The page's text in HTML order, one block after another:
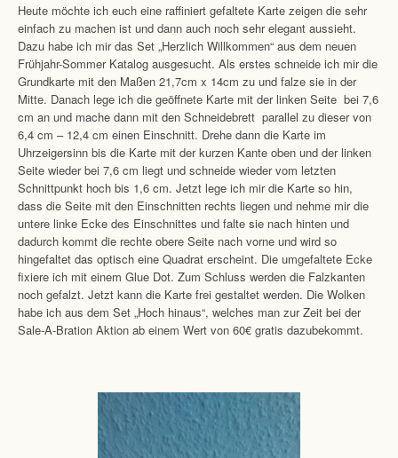
Heute möchte ich euch eine raffiniert gefaltete Karte zeigen die sehr
einfach zu machen ist und dann auch noch sehr elegant aussieht.
Dazu habe ich mir das Set „Herzlich Willkommen“ aus dem neuen
Frühjahr-Sommer Katalog ausgesucht. Als erstes schneide ich mir die
Grundkarte mit den Maßen 21,7cm x 14cm zu und falze sie in der
Mitte. Danach lege ich die geöffnete Karte mit der linken Seite bei 7,6
cm an und mache dann mit den Schneidebrett parallel zu dieser von
6,4 cm – 12,4 cm einen Einschnitt. Drehe dann die Karte im
Uhrzeigersinn bis die Karte mit der kurzen Kante oben und der linken
Seite wieder bei 7,6 cm liegt und schneide wieder vom letzten
Schnittpunkt hoch bis 1,6 cm. Jetzt lege ich mir die Karte so hin,
dass die Seite mit den Einschnitten rechts liegen und nehme mir die
untere linke Ecke des Einschnittes und falte sie nach hinten und
dadurch kommt die rechte obere Seite nach vorne und wird so
hingefaltet das optisch eine Quadrat erscheint. Die umgefaltete Ecke
fixiere ich mit einem Glue Dot. Zum Schluss werden die Falzkanten
noch gefalzt. Jetzt kann die Karte frei gestaltet werden. Die Wolken
habe ich aus dem Set „Hoch hinaus“, welches man zur Zeit bei der
Sale-A-Bration Aktion ab einem Wert von 60€ gratis dazubekommt.